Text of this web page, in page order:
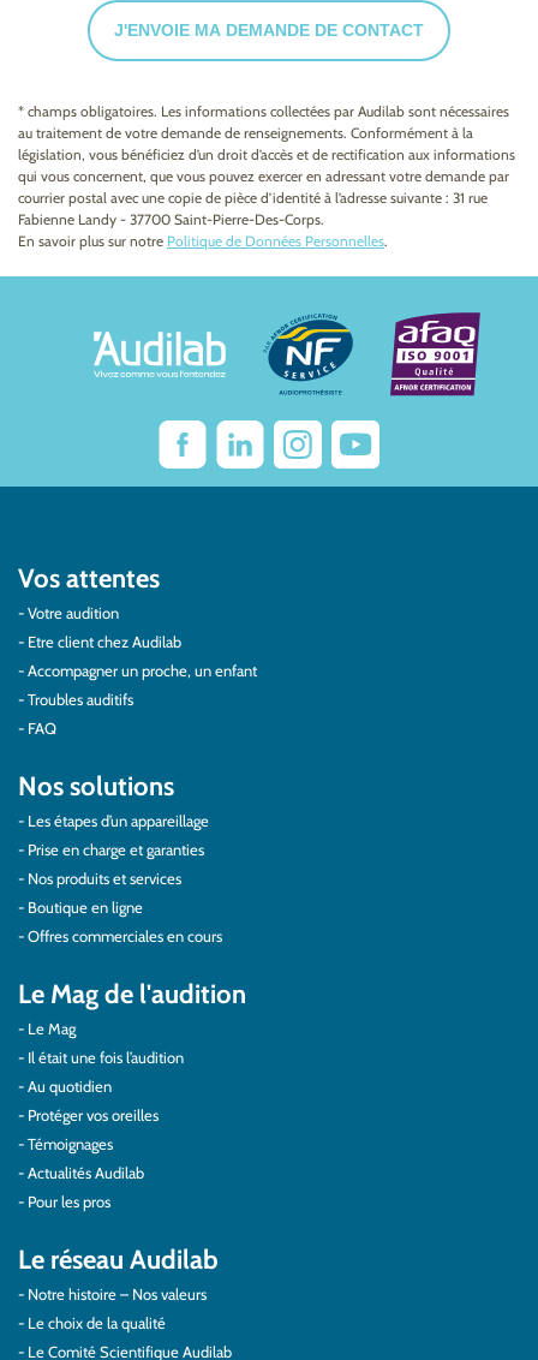
J'ENVOIE MA DEMANDE DE CONTACT
* champs obligatoires. Les informations collectées par Audilab sont nécessaires
au traitement de votre demande de renseignements. Conformément à la
législation, vous bénéficiez d’un droit d’accès et de rectification aux informations
qui vous concernent, que vous pouvez exercer en adressant votre demande par
courrier postal avec une copie de pièce d’identité à l’adresse suivante : 31 rue
Fabienne Landy - 37700 Saint-Pierre-Des-Corps.
En savoir plus sur notre Politique de Données Personnelles.
Vos attentes
Votre audition
Etre client chez Audilab
Accompagner un proche, un enfant
Troubles auditifs
FAQ
Nos solutions
Les étapes d’un appareillage
Prise en charge et garanties
Nos produits et services
Boutique en ligne
Offres commerciales en cours
Le Mag de l'audition
Le Mag
Il était une fois l’audition
Au quotidien
Protéger vos oreilles
Témoignages
Actualités Audilab
Pour les pros
Le réseau Audilab
Notre histoire – Nos valeurs
Le choix de la qualité
Le Comité Scientifique Audilab